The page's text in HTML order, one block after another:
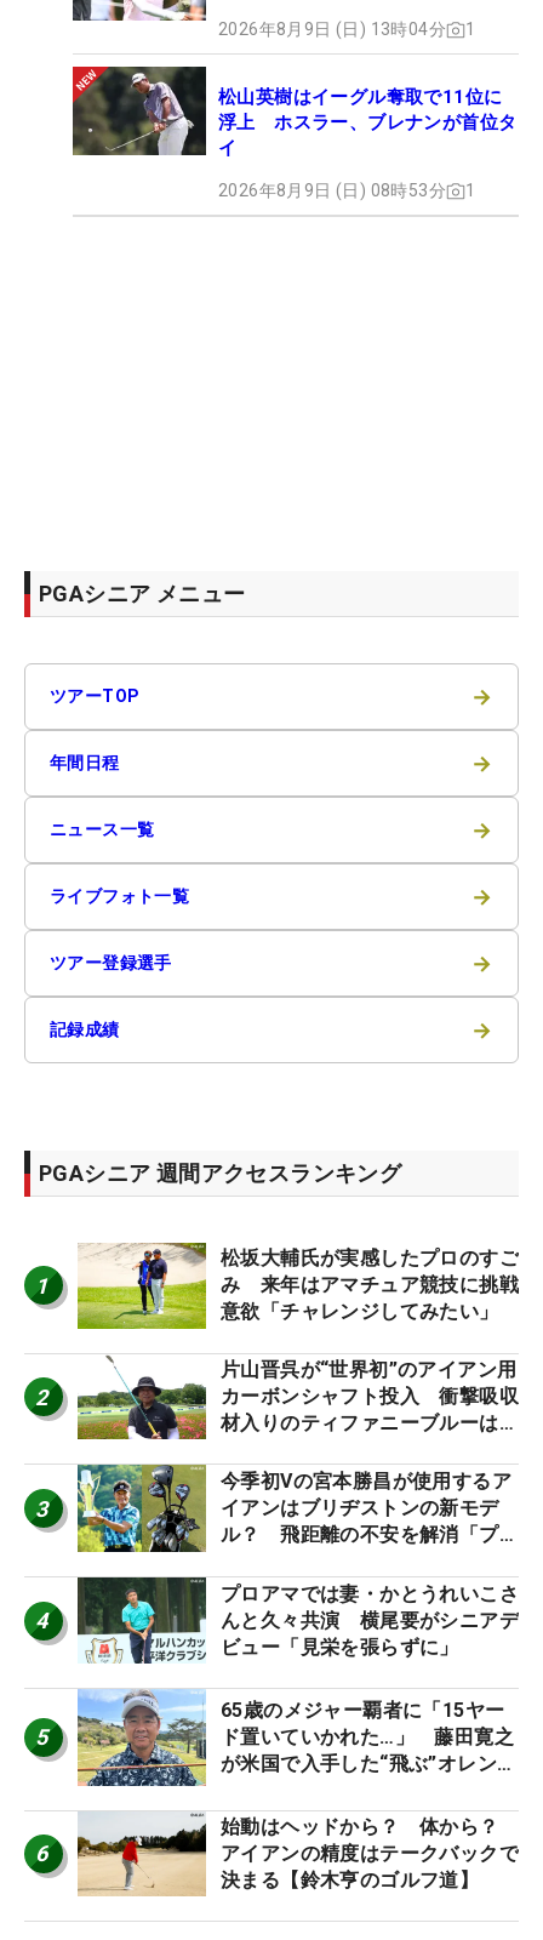
2026年8月9日 (日) 13時04分 1
松山英樹はイーグル奪取で11位に
浮上 ホスラー、ブレナンが首位タ
イ
2026年8月9日 (日) 08時53分 1
PGAシニア メニュー
ツアーTOP →
年間日程 →
ニュース一覧 →
ライブフォト一覧 →
ツアー登録選手 →
記録成績 →
PGAシニア 週間アクセスランキング
1
松坂大輔氏が実感したプロのすご
み 来年はアマチュア競技に挑戦
意欲「チャレンジしてみたい」
2
片山晋呉が“世界初”のアイアン用
カーボンシャフト投入 衝撃吸収
材入りのティファニーブルーは
3
今季初Vの宮本勝昌が使用するア
イアンはブリヂストンの新モデ
ル？ 飛距離の不安を解消「プラ
4
プロアマでは妻・かとうれいこさ
んと久々共演 横尾要がシニアデ
ビュー「見栄を張らずに」
5
65歳のメジャー覇者に「15ヤー
ド置いていかれた…」 藤田寛之
が米国で入手した“飛ぶ”オレンジ
6
始動はヘッドから？ 体から？
アイアンの精度はテークバックで
決まる【鈴木亨のゴルフ道】